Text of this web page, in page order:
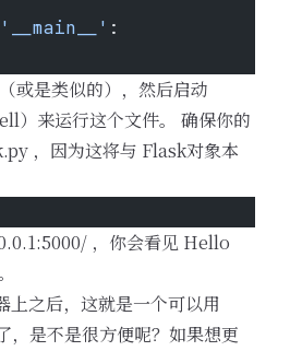
'__main__' :
或是类似的），然后启动
来运行这个文件。 确保你的
，因为这将与 Flask对象本
，你会看见 Hello
上之后，这就是一个可以用
，是不是很方便呢？如果想更